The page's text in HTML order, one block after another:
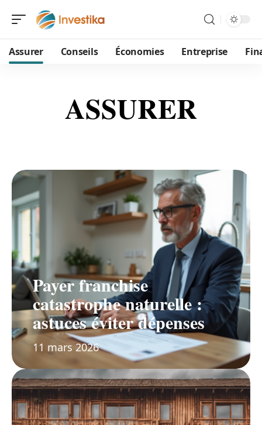
Assurer Conseils Économies Entreprise
ASSURER
Payer franchise
catastrophe naturelle :
astuces éviter dépenses
11 mars 2026